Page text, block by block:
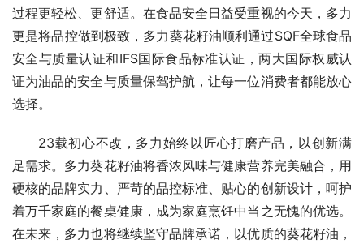
过程更轻松、更舒适。在食品安全日益受重视的今天，多力
更是将品控做到极致，多力葵花籽油顺利通过SQF全球食品
安全与质量认证和IFS国际食品标准认证，两大国际权威认
证为油品的安全与质量保驾护航，让每一位消费者都能放心
选择。
23载初心不改，多力始终以匠心打磨产品，以创新满
足需求。多力葵花籽油将香浓风味与健康营养完美融合，用
硬核的品牌实力、严苛的品控标准、贴心的创新设计，呵护
着万千家庭的餐桌健康，成为家庭烹饪中当之无愧的优选。
在未来，多力也将继续坚守品牌承诺，以优质的葵花籽油，